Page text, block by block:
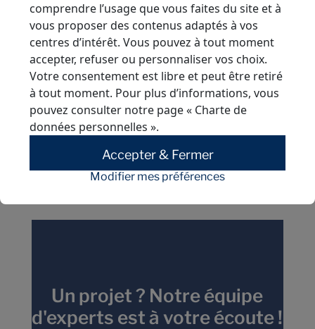
Un projet ? Notre équipe
d'experts est à votre écoute !
comprendre l’usage que vous faites du site et à
vous proposer des contenus adaptés à vos
centres d’intérêt. Vous pouvez à tout moment
accepter, refuser ou personnaliser vos choix.
Votre consentement est libre et peut être retiré
à tout moment. Pour plus d’informations, vous
pouvez consulter notre page« Charte de
données personnelles ».
Accepter & Fermer
Modifier mes préférences